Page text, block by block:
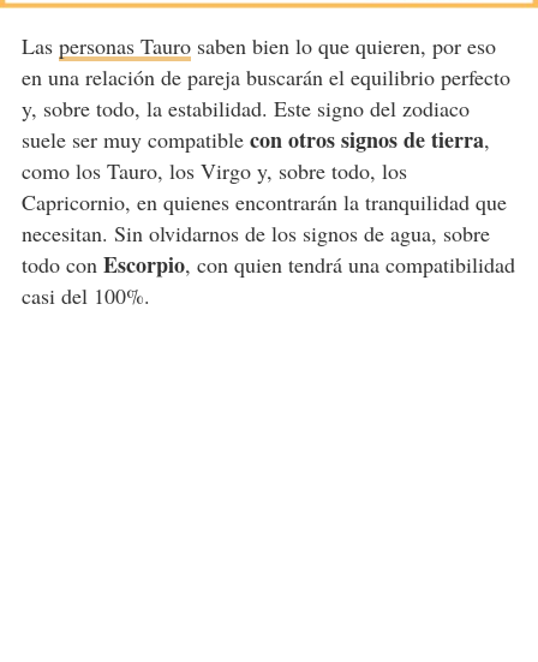
Las personas Taurosaben bien lo que quieren, por eso
en una relación de pareja buscarán el equilibrio perfecto
y, sobre todo, la estabilidad. Este signo del zodiaco
suele ser muy compatible con otros signos de tierra,
como los Tauro, los Virgo y, sobre todo, los
Capricornio, en quienes encontrarán la tranquilidad que
necesitan. Sin olvidarnos de los signos de agua, sobre
todo con Escorpio, con quien tendrá una compatibilidad
casi del 100%.